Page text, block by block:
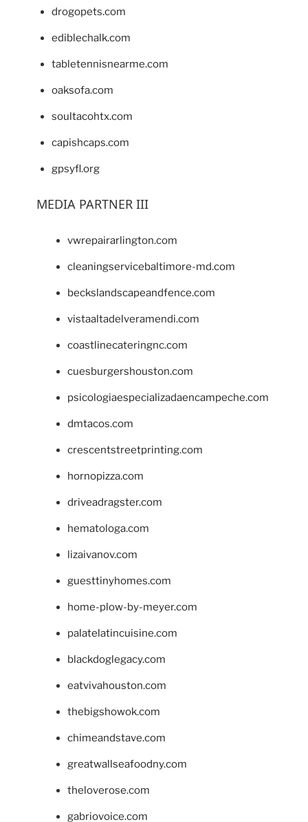
drogopets.com
ediblechalk.com
tabletennisnearme.com
oaksofa.com
soultacohtx.com
capishcaps.com
gpsyfl.org
MEDIA PARTNER III
vwrepairarlington.com
cleaningservicebaltimore-md.com
beckslandscapeandfence.com
vistaaltadelveramendi.com
coastlinecateringnc.com
cuesburgershouston.com
psicologiaespecializadaencampeche.com
dmtacos.com
crescentstreetprinting.com
hornopizza.com
driveadragster.com
hematologa.com
lizaivanov.com
guesttinyhomes.com
home-plow-by-meyer.com
palatelatincuisine.com
blackdoglegacy.com
eatvivahouston.com
thebigshowok.com
chimeandstave.com
greatwallseafoodny.com
theloverose.com
gabriovoice.com